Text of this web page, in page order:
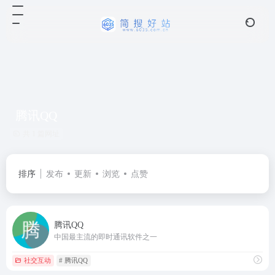
排序 发布 更新 浏览 点赞
腾讯QQ
中国最主流的即时通讯软件之一
社交互动 # 腾讯QQ